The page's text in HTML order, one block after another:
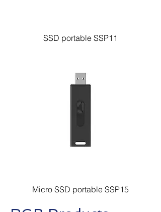
SSD portable SSP11
Micro SSD portable SSP15